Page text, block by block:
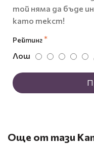
той няма да бъде
като текст!
Рейтинг
Лош
Още от тази